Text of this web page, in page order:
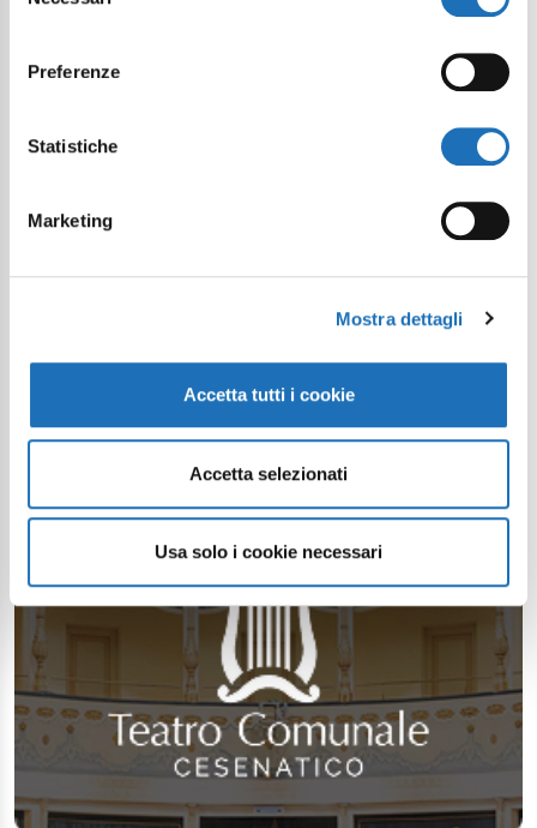
Preferenze
Statistiche
Marketing
Mostra dettagli
Accetta tutti i cookie
Accetta selezionati
Usa solo i cookie necessari